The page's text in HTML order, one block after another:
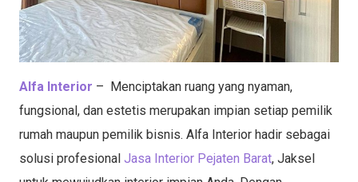
Alfa Interior – Menciptakan ruang yang nyaman,
fungsional, dan estetis merupakan impian setiap pemilik
rumah maupun pemilik bisnis. Alfa Interior hadir sebagai
solusi profesional Jasa Interior Pejaten Barat, Jaksel